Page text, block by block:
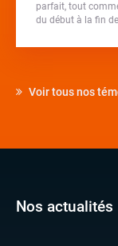
parfait, tout
du début à la fin
Voir tous nos
Nos actualités